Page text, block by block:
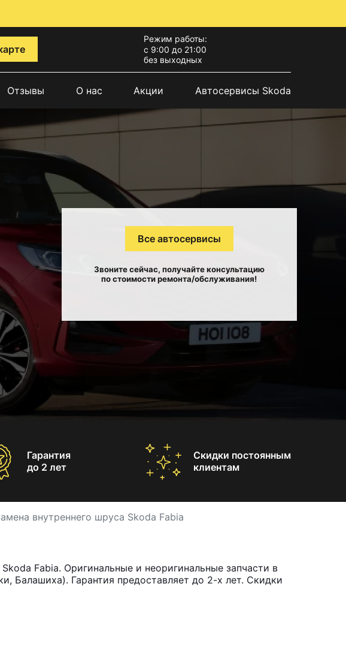
Режим работы:
с 9:00 до 21:00
без выходных
Отзывы О нас Акции Автосервисы Skoda
Все автосервисы
Звоните сейчас, получайте консультацию
по стоимости ремонта/обслуживания!
Гарантия
до 2 лет
Скидки постоянным
клиентам
внутреннего шруса Skoda Fabia
Fabia. Оригинальные и неоригинальные запчасти в
Балашиха). Гарантия предоставляет до 2-х лет. Скидки